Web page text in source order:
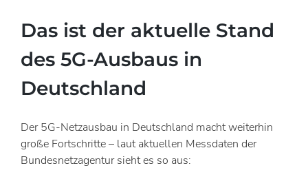
Das ist der aktuelle Stand
des 5G-Ausbaus in
Deutschland
Der 5G-Netzausbau in Deutschland macht weiterhin
große Fortschritte – laut aktuellen Messdaten der
Bundesnetzagentur sieht es so aus: